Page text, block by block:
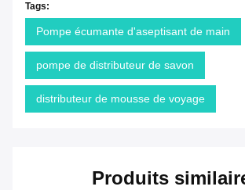
Tags:
Pompe écumante d'aseptisant de main
pompe de distributeur de savon
distributeur de mousse de voyage
Produits